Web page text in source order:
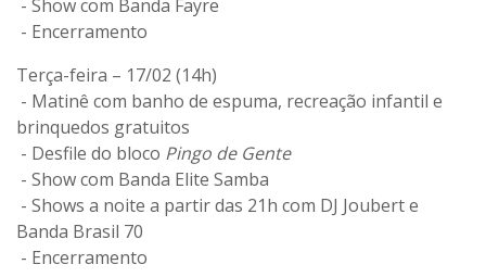
- Show com Banda Fayre
- Encerramento
Terça-feira – 17/02 (14h)
- Matinê com banho de espuma, recreação infantil e
brinquedos gratuitos
- Desfile do bloco Pingo de Gente
- Show com Banda Elite Samba
- Shows a noite a partir das 21h com DJ Jouberte
Banda Brasil 70
- Encerramento